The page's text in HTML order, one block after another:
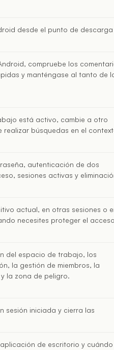
desde el punto de descarga
compruebe los
y manténgase al tanto de
está activo, cambie a otro
búsquedas en el
autenticación de dos
sesiones activas y
actual, en otras sesiones o
necesites proteger el
del espacio de trabajo, los
la gestión de miembros, la
la zona de peligro.
sesión iniciada y cierra las
de escritorio y cuándo